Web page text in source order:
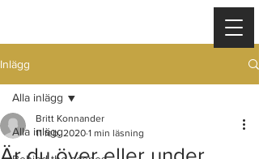
Inlägg
Alla inlägg
Alla inlägg
Britt Konnander
11 feb. 2020 1 min läsning